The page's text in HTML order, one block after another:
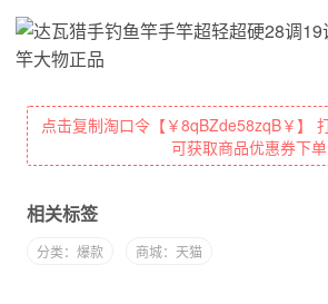
点击复制淘口令【￥8qBZde58zqB￥】 打开【手机淘宝】即
可获取商品优惠券下单
相关标签
分类：爆款 商城：天猫